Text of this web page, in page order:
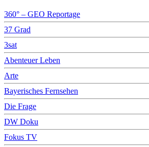
360° – GEO Reportage
37 Grad
3sat
Abenteuer Leben
Arte
Bayerisches Fernsehen
Die Frage
DW Doku
Fokus TV